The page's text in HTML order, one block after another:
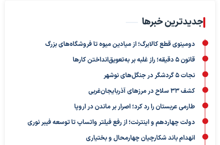
جدیدترین خبرها
دومینوی قطع کالابرگ؛ از میادین میوه تا فروشگاه‌های بزرگ
قانون ۵ دقیقه؛ راز غلبه بر به‌تعویق‌انداختن کارها
نجات ۵ گردشگر در جنگل‌های نوشهر
کشف ۳۳ سلاح در مرزهای آذربایجان‌غربی
طارمی عربستان را رد کرد؛ اصرار بر ماندن در اروپا
دولت چهاردهم و اینترنت؛ از رفع فیلتر واتساپ تا توسعه فیبر نوری
انهدام باند شکارچیان چهارمحال و بختیاری